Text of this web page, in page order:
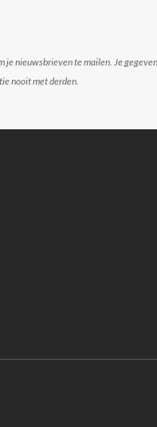
je nieuwsbrieven te mailen. Je
nooit met derden.